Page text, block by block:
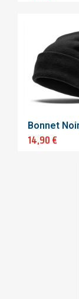
14,90 €